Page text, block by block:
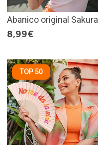
Abanico original Sakura
8,99€
TOP 50